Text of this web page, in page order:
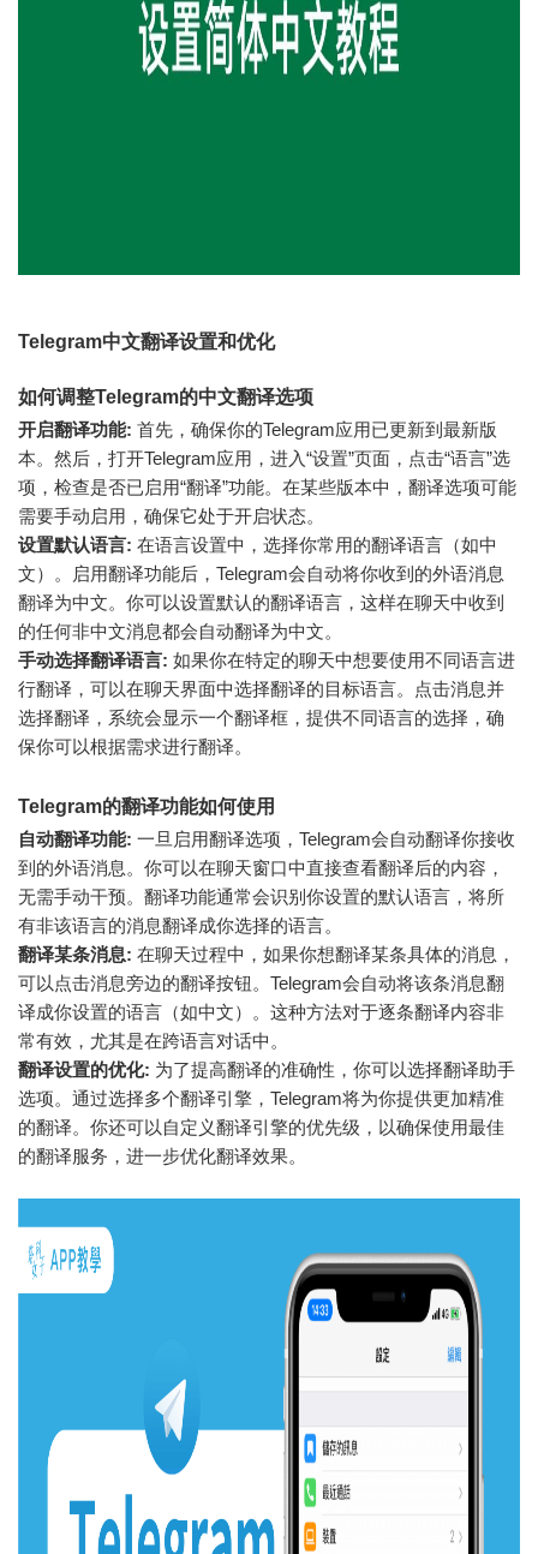
Telegram中文翻译设置和优化
如何调整Telegram的中文翻译选项
开启翻译功能: 首先，确保你的Telegram应用已更新到最新版
本。然后，打开Telegram应用，进入“设置”页面，点击“语言”选
项，检查是否已启用“翻译”功能。在某些版本中，翻译选项可能
需要手动启用，确保它处于开启状态。
设置默认语言: 在语言设置中，选择你常用的翻译语言（如中
文）。启用翻译功能后，Telegram会自动将你收到的外语消息
翻译为中文。你可以设置默认的翻译语言，这样在聊天中收到
的任何非中文消息都会自动翻译为中文。
手动选择翻译语言: 如果你在特定的聊天中想要使用不同语言进
行翻译，可以在聊天界面中选择翻译的目标语言。点击消息并
选择翻译，系统会显示一个翻译框，提供不同语言的选择，确
保你可以根据需求进行翻译。
Telegram的翻译功能如何使用
自动翻译功能: 一旦启用翻译选项，Telegram会自动翻译你接收
到的外语消息。你可以在聊天窗口中直接查看翻译后的内容，
无需手动干预。翻译功能通常会识别你设置的默认语言，将所
有非该语言的消息翻译成你选择的语言。
翻译某条消息: 在聊天过程中，如果你想翻译某条具体的消息，
可以点击消息旁边的翻译按钮。Telegram会自动将该条消息翻
译成你设置的语言（如中文）。这种方法对于逐条翻译内容非
常有效，尤其是在跨语言对话中。
翻译设置的优化: 为了提高翻译的准确性，你可以选择翻译助手
选项。通过选择多个翻译引擎，Telegram将为你提供更加精准
的翻译。你还可以自定义翻译引擎的优先级，以确保使用最佳
的翻译服务，进一步优化翻译效果。